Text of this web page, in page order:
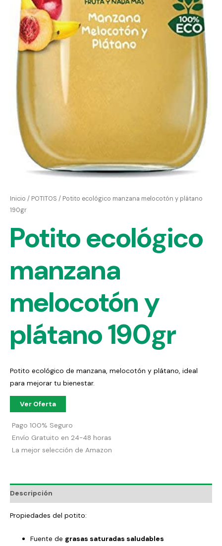
Inicio / POTITOS / Potito ecológico manzana melocotón y plátano
190gr
Potito ecológico
manzana
melocotón y
plátano 190gr
Potito ecológico de manzana, melocotón y plátano, ideal
para mejorar tu bienestar.
Ver Oferta
Pago 100% Seguro
Envío Gratuito en 24-48 horas
La mejor selección de Amazon
Descripción
Propiedades del potito:
Fuente de grasas saturadas saludables